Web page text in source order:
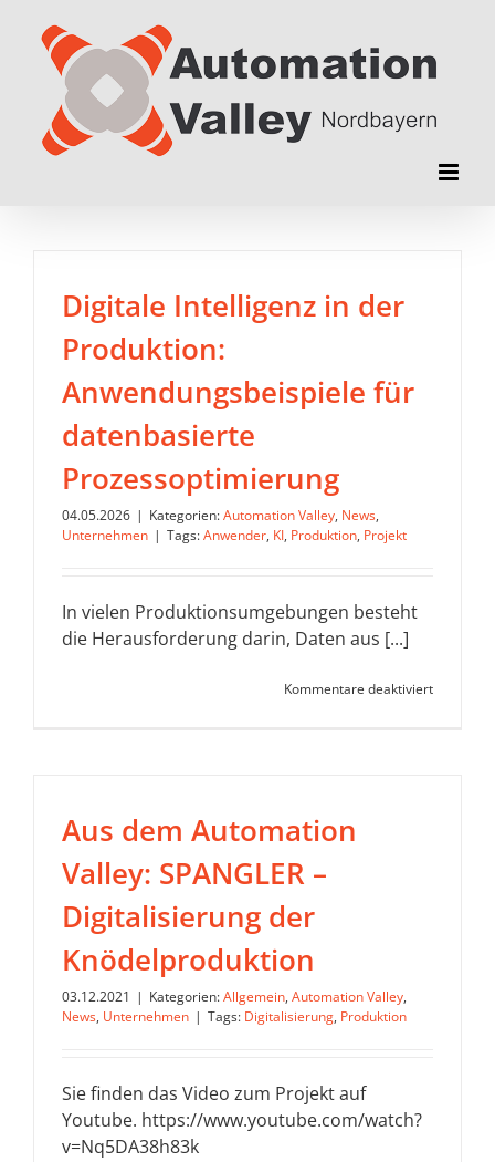
Inhalt
springen
Digitale Intelligenz in der
Produktion:
Anwendungsbeispiele für
datenbasierte
Prozessoptimierung
04.05.2026 | Kategorien:Automation Valley, News,
Unternehmen | Tags:Anwender, KI, Produktion, Projekt
In vielen Produktionsumgebungen besteht
die Herausforderung darin, Daten aus [...]
Kommentare deaktiviertfür
Aus dem Automation
Valley: SPANGLER –
Digitalisierung der
Knödelproduktion
03.12.2021 | Kategorien:Allgemein, Automation Valley,
News, Unternehmen | Tags: Digitalisierung, Produktion
Sie finden das Video zum Projekt auf
Youtube. https://www.youtube.com/watch?
v=Nq5DA38h83k